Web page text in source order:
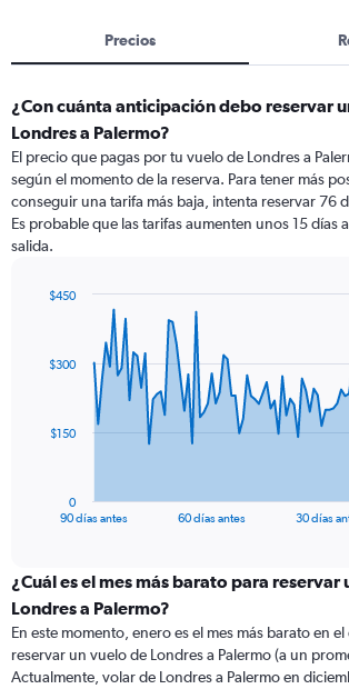
Precios
¿Con cuánta anticipación debo reservar
Londres a Palermo?
El precio que pagas por tu vuelo de Londres a
según el momento de la reserva. Para tener más
conseguir una tarifa más baja, intenta reservar 76
Es probable que las tarifas aumenten unos 15 días
salida.
data
The
categories.
Range:
categories.
The
90 días antes 60 días antes 30 días
0
$150
$300
$450
¿Cuál es el mes más barato para reservar
Londres a Palermo?
En este momento, enero es el mes más barato en
reservar un vuelo de Londres a Palermo (a un
Actualmente, volar de Londres a Palermo en